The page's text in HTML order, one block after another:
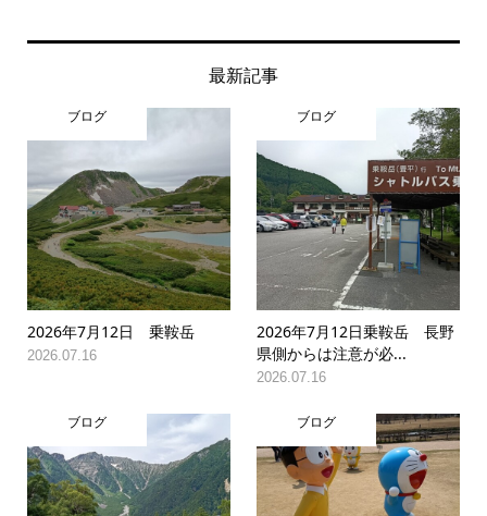
最新記事
ブログ
2026年7月12日 乗鞍岳
2026.07.16
ブログ
2026年7月12日乗鞍岳 長野
県側からは注意が必...
2026.07.16
ブログ ブログ